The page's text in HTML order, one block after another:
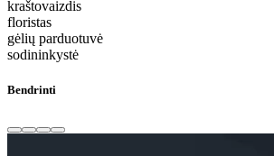
kraštovaizdis
floristas
gėlių parduotuvė
sodininkystė
Bendrinti